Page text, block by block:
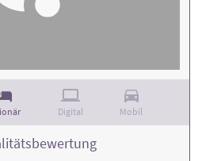
Digital Mobil